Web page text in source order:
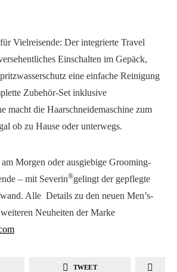
Vielreisende: Der integrierte Travel
Einschalten im Gepäck,
eine einfache Reinigung
Zubehör-Set inklusive
macht die Haarschneidemaschine zum
ob zu Hause oder unterwegs.
Morgen oder ausgiebige Grooming-
– mit Severin®gelingt der gepflegte
Alle Details zu den neuen Men’s-
Neuheiten der Marke
TWEET